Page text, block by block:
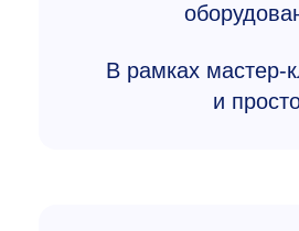
В рамках мастер-
и